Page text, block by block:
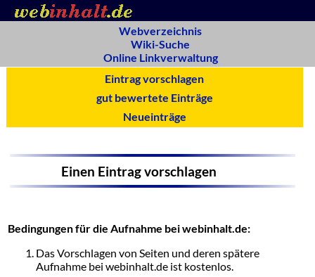
Webverzeichnis
Wiki-Suche
Online Linkverwaltung
Eintrag vorschlagen
gut bewertete Einträge
Neueinträge
Einen Eintrag vorschlagen
Bedingungen für die Aufnahme bei webinhalt.de:
Das Vorschlagen von Seiten und deren spätere
Aufnahme bei webinhalt.de ist kostenlos.